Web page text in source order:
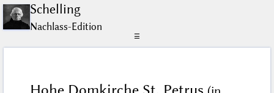
Schelling
Nachlass-Edition
☰